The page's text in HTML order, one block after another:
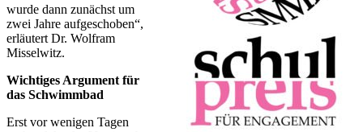
wurde dann zunächst um
zwei Jahre aufgeschoben“,
erläutert Dr. Wolfram
Misselwitz.
Wichtiges Argument für
das Schwimmbad
Erst vor wenigen Tagen